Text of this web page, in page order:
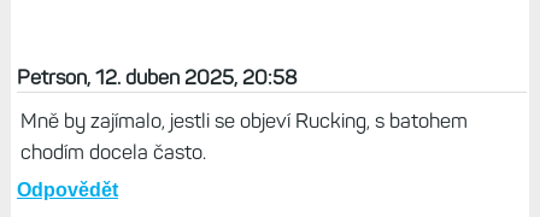
Petrson, 12. duben 2025, 20:58
Mně by zajímalo, jestli se objeví Rucking, s batohem
chodím docela často.
Odpovědět